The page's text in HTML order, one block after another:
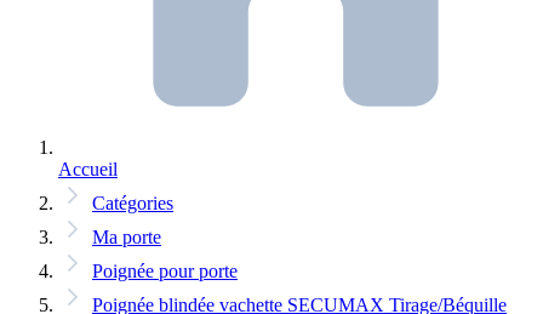
Accueil
Catégories
Ma porte
Poignée pour porte
Poignée blindée vachette SECUMAX Tirage/Béquille